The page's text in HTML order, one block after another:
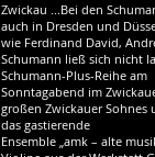
Zwickau ...Bei den
auch in Dresden und
wie Ferdinand David,
Schumann ließ sich nicht
Schumann-Plus-Reihe am
Sonntagabend im
großen Zwickauer Sohnes
das gastierende
Ensemble „amk – alte